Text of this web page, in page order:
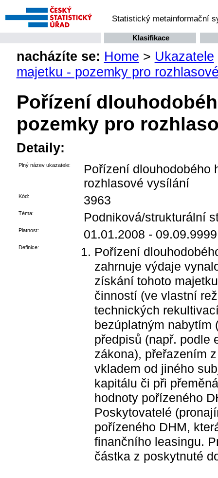
Statistický metainformační
Klasifikace
nacházíte se: Home > Ukazatele
majetku - pozemky pro
Pořízení
pozemky pro
Detaily:
Plný název ukazatele:
Pořízení dlouhodobého
rozhlasové vysílání
Kód: 3963
Téma: Podniková/strukturální
Platnost: 01.01.2008 - 09.09.9999
Definice:
Pořízení
zahrnuje výdaje
získání tohoto
činností (ve vlastní
technických
bezúplatným nabytím
předpisů (např. podle
zákona), přeřazením
vkladem od jiného
kapitálu či při
hodnoty pořízeného
Poskytovatelé
pořízeného DHM,
finančního leasingu.
částka z poskytnuté